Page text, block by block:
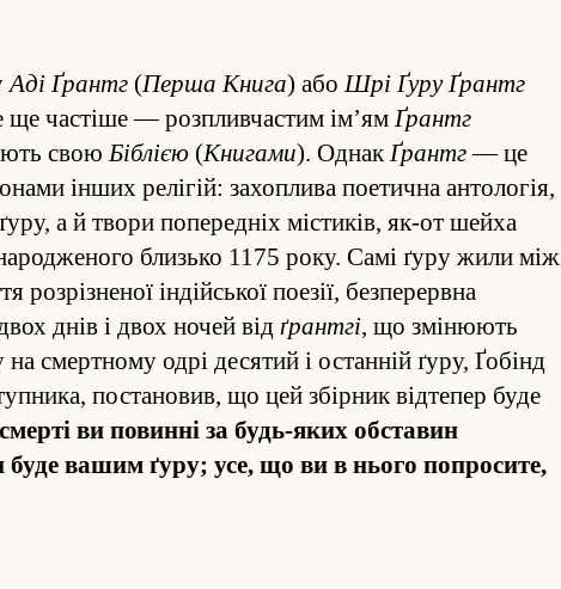
Аді Ґрантг (Перша Книга) абоШрі Ґуру Ґрантг
ще частіше — роз­пливчастим ім’ямҐрантг
своюБіблією (Книгами). ОднакҐрантг— це
інших релігій: захоплива поетична антологія,
а й твори попередніх містиків, як-от шейха
близько 1175 року. Самі ґуру жили між
індійської поезії, без­перервна
днів і двох ночей від ґрантгі, що змінюють
смертному одрі десятий і остан­ній ґуру, Ґобінд
по­становив, що цей збірник від­тепер буде
ви повинні за будь-яких об­ставин
буде вашим ґуру; усе, що ви в нього по­просите,